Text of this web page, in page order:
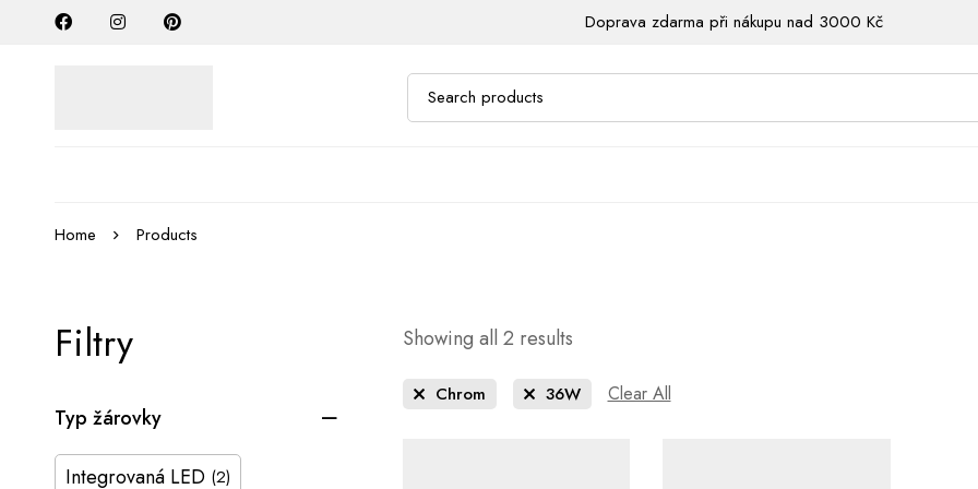
Doprava zdarma při nákupu nad 3000 Kč
Home Products
Filtry
Typ žárovky
Integrovaná LED (2)
Showing all 2 results
Chrom 36W Clear All